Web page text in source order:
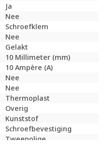
Ja
Nee
Schroefklem
Nee
Gelakt
10 Millimeter (mm)
10 Ampère (A)
Nee
Nee
Thermoplast
Overig
Kunststof
Schroefbevestiging
Tweepolige